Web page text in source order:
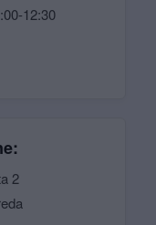
12:30
2